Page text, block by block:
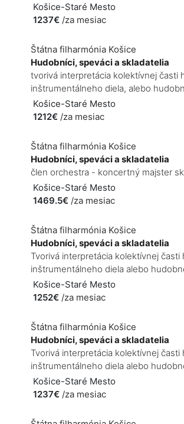
Košice-Staré Mesto
1237€ /za mesiac
Štátna filharmónia Košice
Hudobníci, speváci a skladatelia
tvorivá interpretácia kolektívnej
inštrumentálneho diela, alebo
Košice-Staré Mesto
1212€ /za mesiac
Štátna filharmónia Košice
Hudobníci, speváci a skladatelia
člen orchestra - koncertný majster
Košice-Staré Mesto
1469.5€ /za mesiac
Štátna filharmónia Košice
Hudobníci, speváci a skladatelia
Tvorivá interpretácia kolektívnej
inštrumentálneho diela alebo
Košice-Staré Mesto
1252€ /za mesiac
Štátna filharmónia Košice
Hudobníci, speváci a skladatelia
Tvorivá interpretácia kolektívnej
inštrumentálneho diela alebo
Košice-Staré Mesto
1237€ /za mesiac